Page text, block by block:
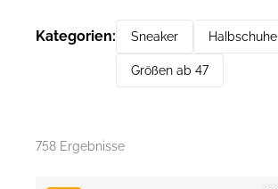
Kategorien: Sneaker Halbschuhe
Größen ab 47
758 Ergebnisse